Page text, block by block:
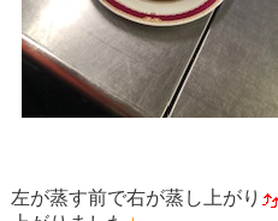
左が蒸す前で右が蒸し上がり